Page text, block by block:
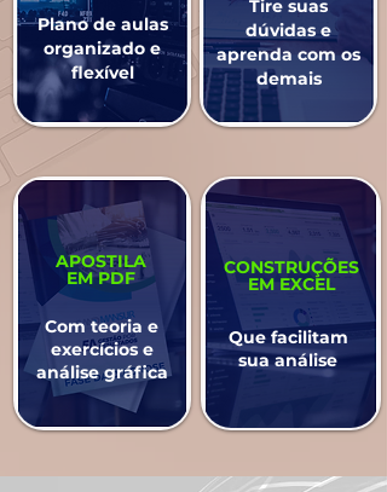
Plano de aulas
organizado e
flexível
Tire suas
dúvidas e
aprenda com os
demais
Com teoria e
exercícios e
análise gráfica
APOSTILA
EM PDF CONSTRUÇÕES
EM EXCEL
Que facilitam
sua análise